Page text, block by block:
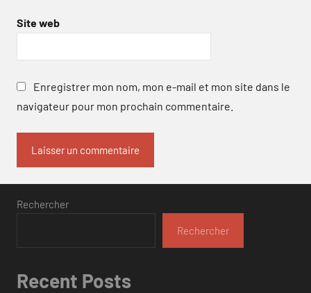
Site web
Enregistrer mon nom, mon e-mail et mon site dans le
navigateur pour mon prochain commentaire.
Rechercher
Rechercher
Recent Posts